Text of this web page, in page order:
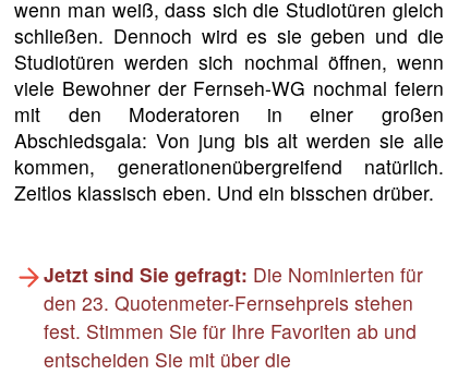
wenn man weiß, dass sich die Studiotüren gleich
schließen. Dennoch wird es sie geben und die
Studiotüren werden sich nochmal öffnen, wenn
viele Bewohner der Fernseh-WG nochmal feiern
mit den Moderatoren in einer großen
Abschiedsgala: Von jung bis alt werden sie alle
kommen, generationenübergreifend natürlich.
Zeitlos klassisch eben. Und ein bisschen drüber.
Jetzt sind Sie gefragt: Die Nominierten für
den 23. Quotenmeter-Fernsehpreis stehen
fest. Stimmen Sie für Ihre Favoriten ab und
entscheiden Sie mit über die